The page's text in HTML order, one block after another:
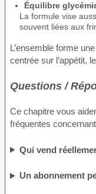
Équilibre
La formule vise
souvent liées aux
L’ensemble forme
centrée sur l’appétit,
Questions /
Ce chapitre vous
fréquentes
Qui vend
Un abonnement